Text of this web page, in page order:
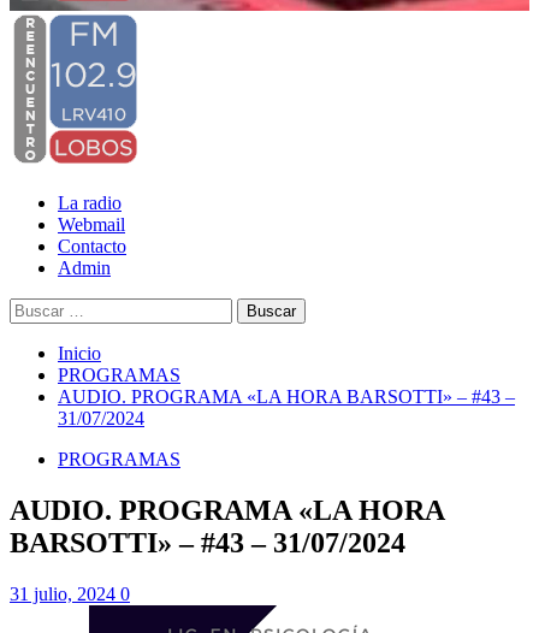
Menú
primario
La radio
Webmail
Contacto
Admin
Buscar:
Inicio
PROGRAMAS
AUDIO. PROGRAMA «LA HORA BARSOTTI» – #43 –
31/07/2024
PROGRAMAS
AUDIO. PROGRAMA «LA HORA
BARSOTTI» – #43 – 31/07/2024
31 julio, 2024 0